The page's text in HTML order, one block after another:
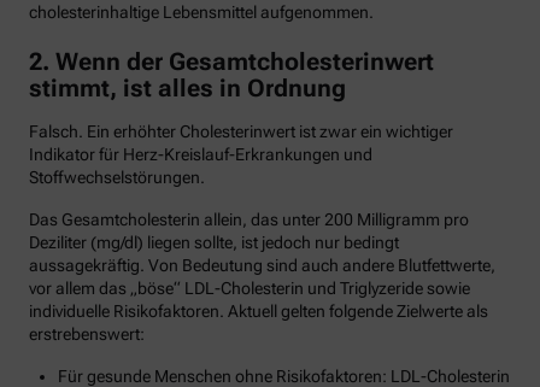
cholesterinhaltige Lebensmittel aufgenommen.
2. Wenn der Gesamtcholesterinwert
stimmt, ist alles in Ordnung
Falsch. Ein erhöhter Cholesterinwert ist zwar ein wichtiger
Indikator für Herz-Kreislauf-Erkrankungen und
Stoffwechselstörungen.
Das Gesamtcholesterin allein, das unter 200 Milligramm pro
Deziliter (mg/dl) liegen sollte, ist jedoch nur bedingt
aussagekräftig. Von Bedeutung sind auch andere Blutfettwerte,
vor allem das „böse“ LDL-Cholesterin und Triglyzeride sowie
individuelle Risikofaktoren. Aktuell gelten folgende Zielwerte als
erstrebenswert:
Für gesunde Menschen ohne Risikofaktoren: LDL-Cholesterin